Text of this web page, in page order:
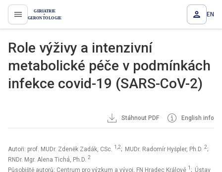
proLékaře.cz EN
Role výživy a intenzivní
metabolické péče v podmínkách
infekce covid-19 (SARS-CoV-2)
Stáhnout PDF English info
Autoři: prof. MUDr. Zdeněk Zadák, CSc. 1,2; MUDr. Radomír Hyšpler, Ph.D. 2;
RNDr. Mgr. Alena Tichá, Ph.D. 2
Působiště autorů: Centrum pro výzkum a vývoj, FN Hradec Králové 1 ; Ústav